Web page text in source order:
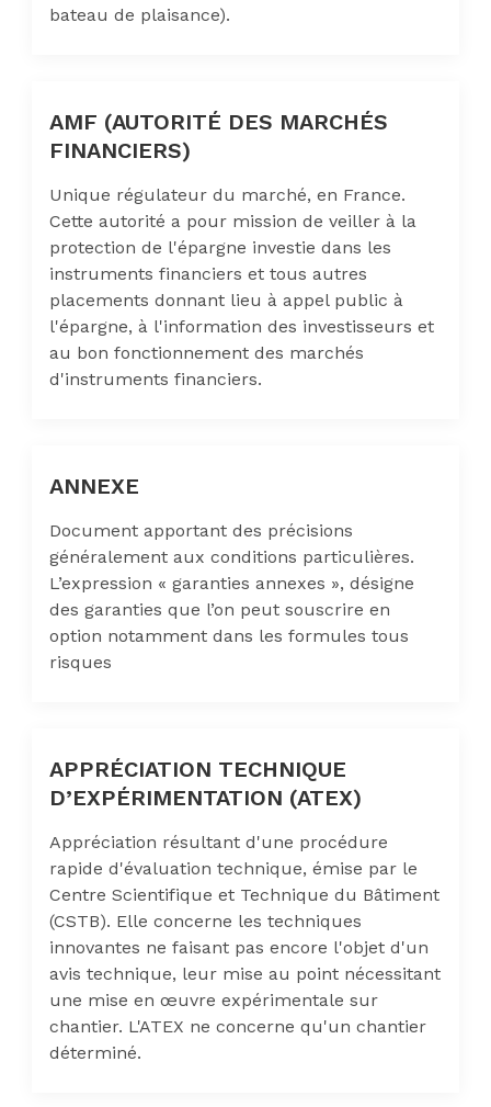
bateau de plaisance).
AMF (AUTORITÉ DES MARCHÉS
FINANCIERS)
Unique régulateur du marché, en France.
Cette autorité a pour mission de veiller à la
protection de l'épargne investie dans les
instruments financiers et tous autres
placements donnant lieu à appel public à
l'épargne, à l'information des investisseurs et
au bon fonctionnement des marchés
d'instruments financiers.
ANNEXE
Document apportant des précisions
généralement aux conditions particulières.
L’expression « garanties annexes », désigne
des garanties que l’on peut souscrire en
option notamment dans les formules tous
risques
APPRÉCIATION TECHNIQUE
D’EXPÉRIMENTATION (ATEX)
Appréciation résultant d'une procédure
rapide d'évaluation technique, émise par le
Centre Scientifique et Technique du Bâtiment
(CSTB). Elle concerne les techniques
innovantes ne faisant pas encore l'objet d'un
avis technique, leur mise au point nécessitant
une mise en œuvre expérimentale sur
chantier. L'ATEX ne concerne qu'un chantier
déterminé.